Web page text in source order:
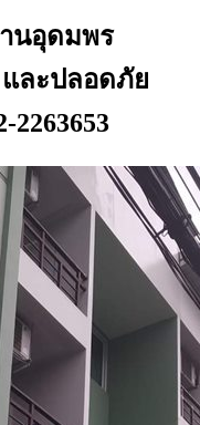
นอุดมพร
และปลอดภัย
2263653